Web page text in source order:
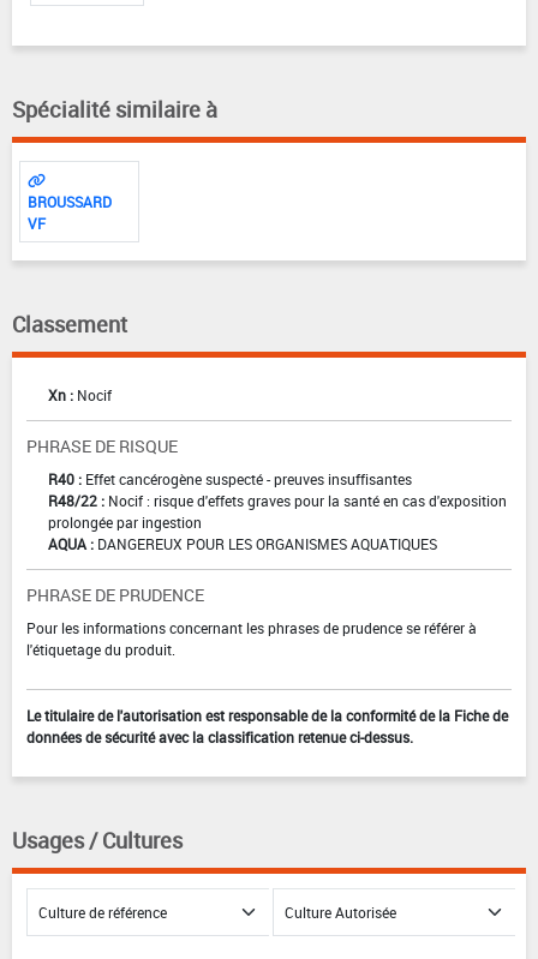
Spécialité similaire à
BROUSSARD
VF
Classement
Xn : Nocif
PHRASE DE RISQUE
R40 : Effet cancérogène suspecté - preuves insuffisantes
R48/22 : Nocif : risque d'effets graves pour la santé en cas d'exposition
prolongée par ingestion
AQUA : DANGEREUX POUR LES ORGANISMES AQUATIQUES
PHRASE DE PRUDENCE
Pour les informations concernant les phrases de prudence se référer à
l'étiquetage du produit.
Le titulaire de l'autorisation est responsable de la conformité de la Fiche de
données de sécurité avec la classification retenue ci-dessus.
Usages / Cultures